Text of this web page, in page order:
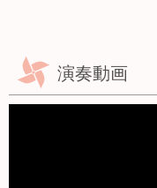
演奏動画